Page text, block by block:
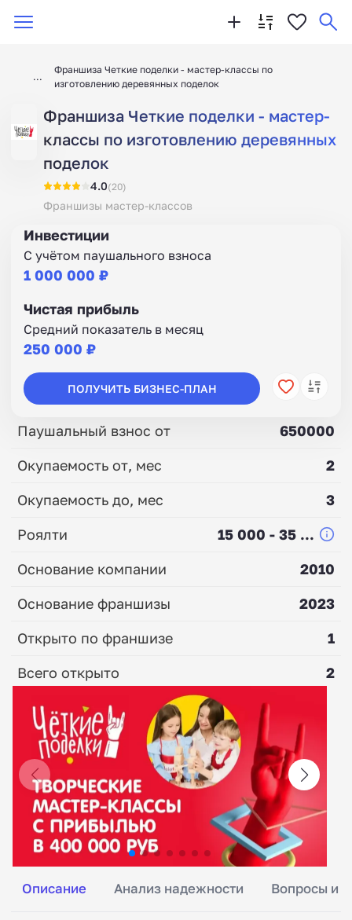
Франшиза Четкие поделки - мастер-классы по
изготовлению деревянных поделок
Франшиза Четкие поделки - мастер-
классы по изготовлению деревянных
поделок
4.0(20)
Франшизы мастер-классов
Описание Анализ надежности Вопросы и
Инвестиции
С учётом паушального взноса
1 000 000 ₽
Чистая прибыль
Средний показатель в месяц
250 000 ₽
ПОЛУЧИТЬ БИЗНЕС-ПЛАН
Паушальный взнос от
650000
Окупаемость от, мес
2
Окупаемость до, мес
3
Роялти
15 000 - 35 ...
Основание компании
2010
Основание франшизы
2023
Открыто по франшизе
1
Всего открыто
2